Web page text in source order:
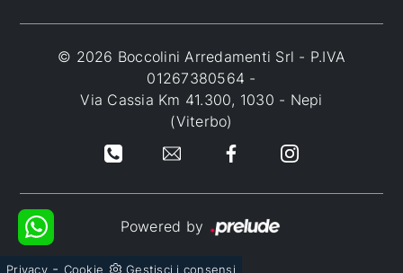
© 2026 Boccolini Arredamenti Srl - P.IVA
01267380564 -
Via Cassia Km 41.300, 1030 - Nepi
(Viterbo)
Powered by
Privacy- Cookie Gestisci i consensi